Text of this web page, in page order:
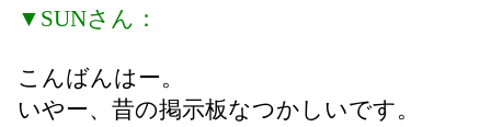
▼SUNさん：
こんばんはー。
いやー、昔の掲示板なつかしいです。